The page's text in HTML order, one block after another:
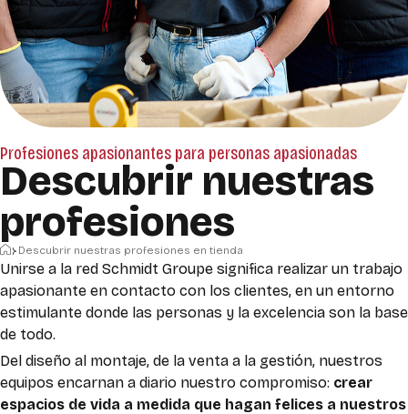
Profesiones apasionantes para personas apasionadas
Descubrir nuestras
profesiones
Inicio
Descubrir nuestras profesiones en tienda
Unirse a la red Schmidt Groupe significa realizar un trabajo
apasionante en contacto con los clientes, en un entorno
estimulante donde las personas y la excelencia son la base
de todo.
Del diseño al montaje, de la venta a la gestión, nuestros
equipos encarnan a diario nuestro compromiso: crear
espacios de vida a medida que hagan felices a nuestros